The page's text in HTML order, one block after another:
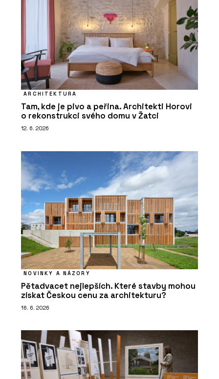
ARCHITEKTURA
Tam, kde je pivo a peřina. Architekti Horovi
o rekonstrukci svého domu v Žatci
12. 6. 2026
NOVINKY A NÁZORY
Pětadvacet nejlepších. Které stavby mohou
získat Českou cenu za architekturu?
16. 6. 2026